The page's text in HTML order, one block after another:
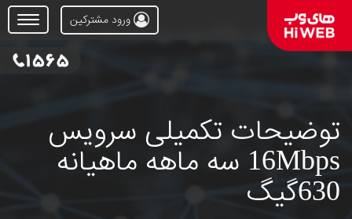
Open
Menu
ورود مشترکین
توضیحات تکمیلی سرویس
16Mbps سه ماهه ماهیانه
630گیگ